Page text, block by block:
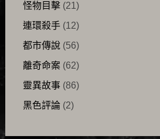
怪物目擊(21)
連環殺手(12)
都市傳說(56)
離奇命案(62)
靈異故事(86)
黑色評論(2)